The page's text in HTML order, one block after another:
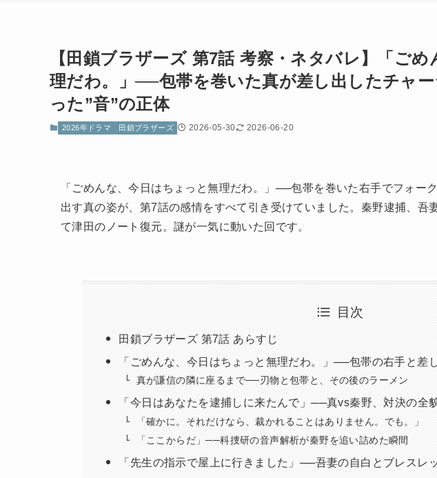
【田鎖ブラザーズ 第7話 考察・ネタバレ】「ご
理だわ。」──包帯を巻いた真が差し出したチャ
った”音”の正体
2026年ドラマ 田鎖ブラザーズ 2026-05-30 2026-06-20
「ごめんな、今日はちょっと無理だわ。」──包帯を巻いた右手でフォー
出す真の姿が、第7話の感情をすべて引き受けていました。秦野逮捕、吾
て津田のノート復元。謎が一気に動いた回です。
目次
田鎖ブラザーズ 第7話 あらすじ
「ごめんな、今日はちょっと無理だわ。」──包帯の右手と差
真が謙信の隣に座るまで──刃物と包帯と、その後のラーメン
「今日はあなたを逮捕しに来たんで」──真vs秦野、対決の全
「確かに。それだけなら、裁かれることはありません。でも。」
「ここからだ」──科捜研の音声解析が秦野を追い詰めた瞬間
「先生の指示で屋上に行きました」──吾妻の自白とブレスレ